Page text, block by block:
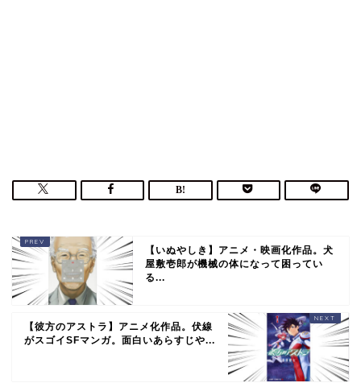
【いぬやしき】アニメ・映画化作品。犬
屋敷壱郎が機械の体になって困ってい
る...
【彼方のアストラ】アニメ化作品。伏線
がスゴイSFマンガ。面白いあらすじや...